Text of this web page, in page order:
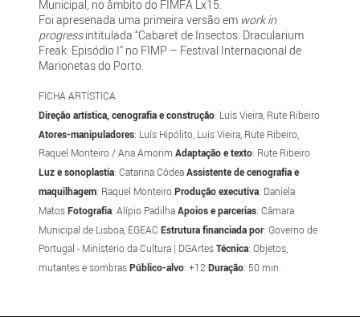
Municipal, no âmbito do FIMFA Lx15.
Foi apresenada uma primeira versão em work in
progressintitulada “Cabaret de Insectos: Dracularium
Freak: Episódio I” no FIMP – Festival Internacional de
Marionetas do Porto.
FICHA ARTÍSTICA
Direção artística, cenografia e construção: Luís Vieira, Rute Ribeiro
Atores-manipuladores: Luís Hipólito, Luís Vieira, Rute Ribeiro,
Raquel Monteiro / Ana AmorimAdaptação e texto: Rute Ribeiro
Luz e sonoplastia: Catarina CôdeaAssistente de cenografia e
maquilhagem: Raquel MonteiroProdução executiva: Daniela
MatosFotografia: Alípio PadilhaApoios e parcerias: Câmara
Municipal de Lisboa, EGEACEstrutura financiada por: Governo de
Portugal - Ministério da Cultura | DGArtesTécnica: Objetos,
mutantes e sombrasPúblico-alvo: +12Duração: 50 min.